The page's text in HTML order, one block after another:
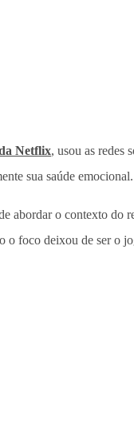
Netflix, usou as redes
sua saúde emocional.
o contexto do
o foco deixou de ser